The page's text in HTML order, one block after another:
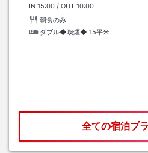
IN チェックイン
15:00 / OUT チェックアウト
10:00
朝食のみ
ダブル◆喫煙◆ 15平米
全ての宿泊プ